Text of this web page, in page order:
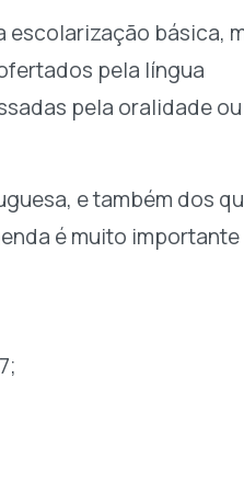
escolarização básica,
pela língua
pela oralidade
e também dos
é muito importante